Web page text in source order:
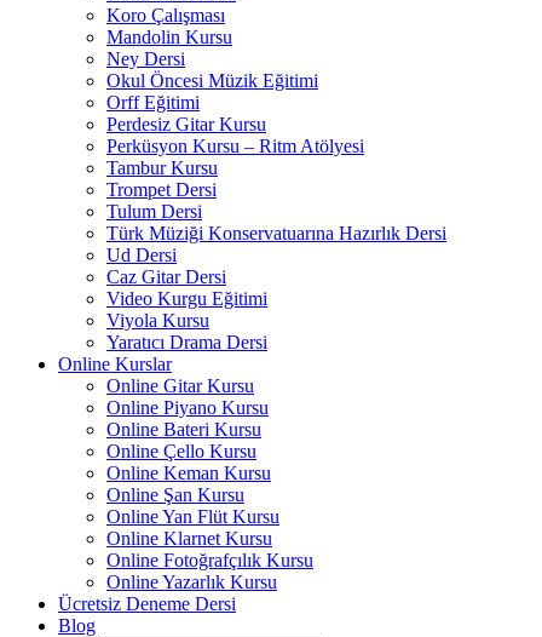
Koro Çalışması
Mandolin Kursu
Ney Dersi
Okul Öncesi Müzik Eğitimi
Orff Eğitimi
Perdesiz Gitar Kursu
Perküsyon Kursu – Ritm Atölyesi
Tambur Kursu
Trompet Dersi
Tulum Dersi
Türk Müziği Konservatuarına Hazırlık Dersi
Ud Dersi
Caz Gitar Dersi
Video Kurgu Eğitimi
Viyola Kursu
Yaratıcı Drama Dersi
Online Kurslar
Online Gitar Kursu
Online Piyano Kursu
Online Bateri Kursu
Online Çello Kursu
Online Keman Kursu
Online Şan Kursu
Online Yan Flüt Kursu
Online Klarnet Kursu
Online Fotoğrafçılık Kursu
Online Yazarlık Kursu
Ücretsiz Deneme Dersi
Blog